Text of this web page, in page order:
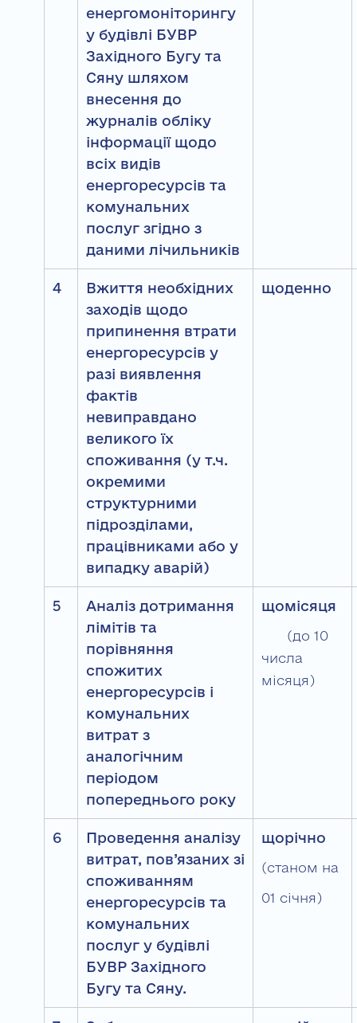
енергомоніторингу
у будівлі БУВР
Західного Бугу та
Сяну шляхом
внесення до
журналів обліку
інформації щодо
всіх видів
енергоресурсів та
комунальних
послуг згідно з
даними лічильників
4
Вжиття необхідних
заходів щодо
припинення втрати
енергоресурсів у
разі виявлення
фактів
невиправдано
великого їх
споживання (у т.ч.
окремими
структурними
підрозділами,
працівниками або у
випадку аварій)
щоденно
5
Аналіз дотримання
лімітів та
порівняння
спожитих
енергоресурсів і
комунальних
витрат з
аналогічним
періодом
попереднього року
щомісяця
(до 10
числа
місяця)
6
Проведення аналізу
витрат, пов’язаних зі
споживанням
енергоресурсів та
комунальних
послуг у будівлі
БУВР Західного
Бугу та Сяну.
щорічно
(станом на
01 січня)